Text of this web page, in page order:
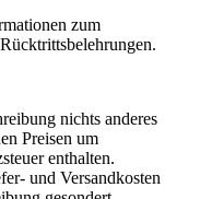
zum
nichts anderes
Preisen um
enthalten.
und Versandkosten